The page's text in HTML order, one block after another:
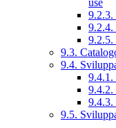
use
9.2.3.
9.2.4.
9.2.5.
9.3.
9.4.
9.4.1.
9.5.